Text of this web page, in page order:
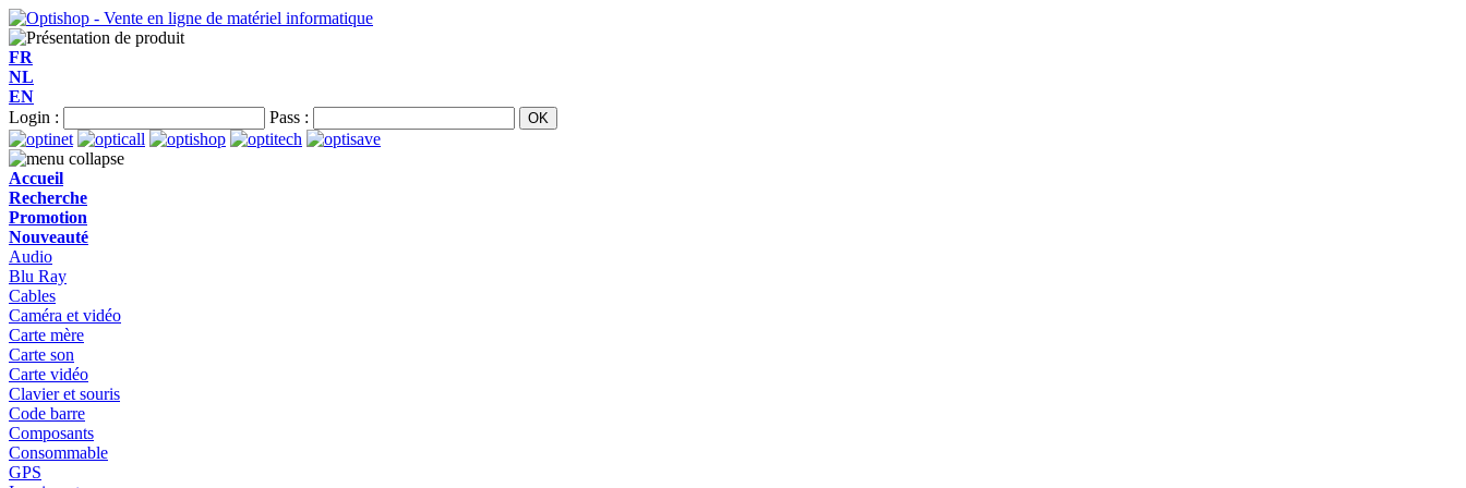
FR
NL
EN
Login :
Pass :
Accueil
Recherche
Promotion
Nouveauté
Audio
Blu Ray
Cables
Caméra et vidéo
Carte mère
Carte son
Carte vidéo
Clavier et souris
Code barre
Composants
Consommable
GPS